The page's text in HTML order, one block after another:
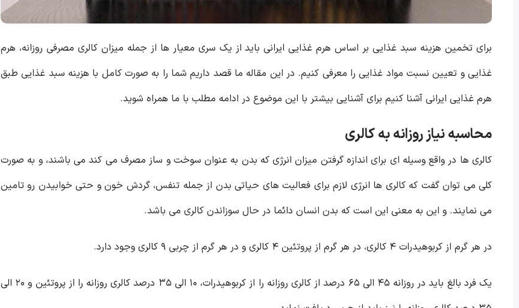
برای تخمین هزینه سبد غذایی بر اساس هرم غذایی ایرانی باید از یک سری معیار ها از جمله میزان کالری مصرفی روزانه، هرم
غذایی و تعیین نسبت مواد غذایی را معرفی کنیم. در این مقاله ما قصد داریم شما را به صورت کامل با هزینه سبد غذایی طبق
هرم غذایی ایرانی آشنا کنیم برای آشنایی بیشتر با این موضوع در ادامه مطلب با ما همراه شوید.
محاسبه نیاز روزانه به کالری
کالری‌ ها در واقع وسیله ای برای اندازه گرفتن میزان انرژی که بدن به عنوان سوخت و ساز مصرف می‌ کند می باشند، و به صورت
کلی می توان گفت که کالری ها انرژی لازم برای فعالیت‌ های حیاتی بدن از جمله تنفس، گردش خون و حتی خوابیدن رو تامین
می نمایند. و این به معنی این است که بدن انسان دائما در حال سوزاندن کالری‌ می باشد.
در هر گرم از کربوهیدرات ۴ کالری، در هر گرم از پروتئین ۴ کالری و در هر گرم از چربی ۹ کالری وجود دارد.
یک فرد بالغ باید در روزانه ۴۵ الی ۶۵ درصد از کالری روزانه را از کربوهیدرات، ۱۰ الی ۳۵ درصد کالری روزانه را از پروتئین و ۲۰ الی